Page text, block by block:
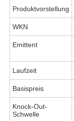
Produktvorstellung
WKN
Emittent
Laufzeit
Basispreis
Knock-Out-
Schwelle